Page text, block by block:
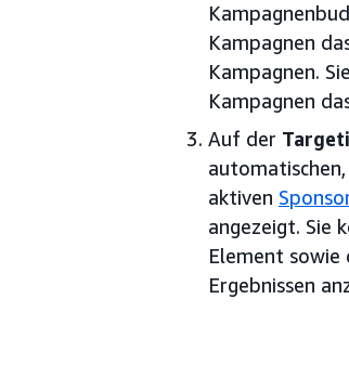
Kampagnen
Kampagnen.
Kampagnen
Auf der
aktiven
angezeigt. Sie
Element
Ergebnissen